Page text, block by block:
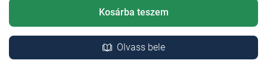
Kosárba teszem
Olvass bele